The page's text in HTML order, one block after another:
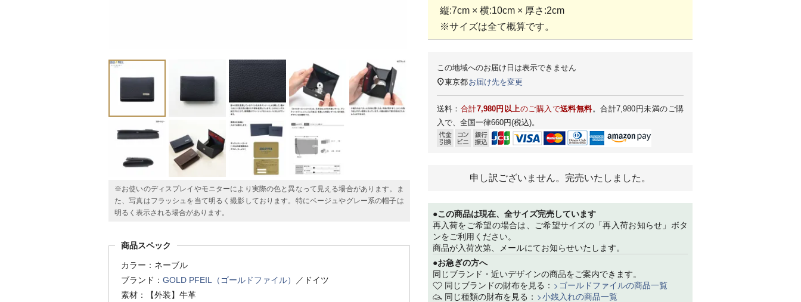
※お使いのディスプレイやモニターにより実際の色と異なって見える場合があります。ま
た、写真はフラッシュを当て明るく撮影しております。特にベージュやグレー系の帽子は
明るく表示される場合があります。
商品スペック
カラー：ネーブル
ブランド： GOLD PFEIL（ゴールドファイル）
／ドイツ
素材：【外装】牛革
縦:7cm × 横:10cm × 厚さ:2cm
※サイズは全て概算です。
この地域へのお届け日は表示できません
東京都お届け先を変更
送料： 合計7,980円以上のご購入で送料無料。合計7,980円未満のご購
入で、全国一律660円(税込)。
申し訳ございません。完売いたしました。
●この商品は現在、全サイズ完売しています
再入荷をご希望の場合は、ご希望サイズの「再入荷お知らせ」ボタ
ンをご利用ください。
商品が入荷次第、メールにてお知らせいたします。
●お急ぎの方へ
同じブランド・近いデザインの商品をご案内できます。
同じブランドの財布を見る：
ゴールドファイルの商品一覧
同じ種類の財布を見る：
小銭入れの商品一覧